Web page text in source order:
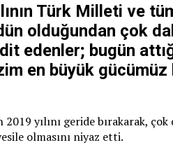
Türk Milleti ve
olduğundan çok
edenler; bugün
en büyük
yılını geride bırakarak,
olmasını niyaz etti.